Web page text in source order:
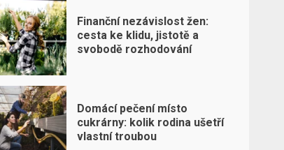
Finanční nezávislost žen:
cesta ke klidu, jistotě a
svobodě rozhodování
Domácí pečení místo
cukrárny: kolik rodina ušetří
vlastní troubou